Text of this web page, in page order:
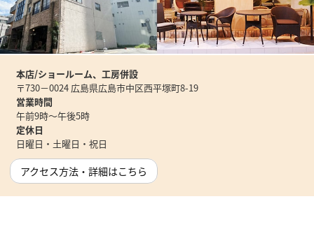
本店/ショールーム、工房併設
〒730－0024 広島県広島市中区西平塚町8-19
営業時間
午前9時～午後5時
定休日
日曜日・土曜日・祝日
アクセス方法・詳細はこちら